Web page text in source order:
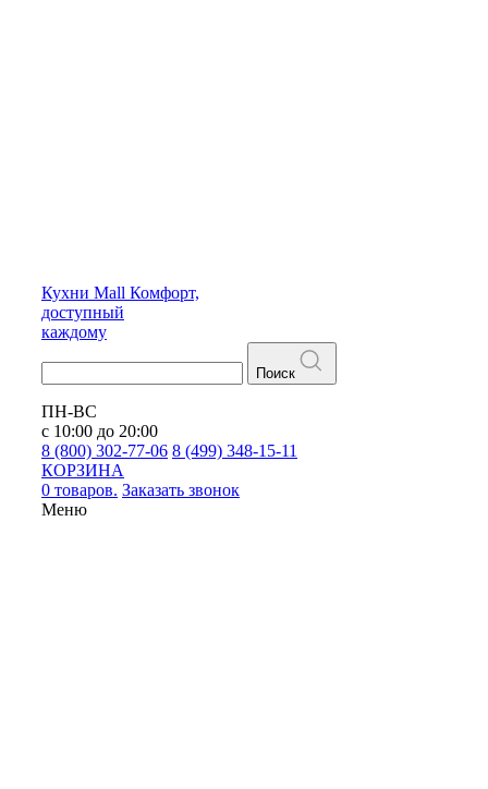
Кухни Mall Комфорт,
доступный
каждому
Поиск
ПН-ВС
с 10:00 до 20:00
8 (800) 302-77-06 8 (499) 348-15-11
КОРЗИНА
0 товаров. Заказать звонок
Меню